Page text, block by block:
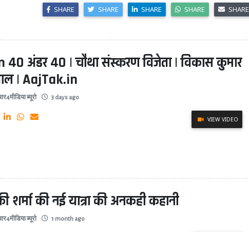
SHARE SHARE SHARE SHARE SHARE
40 अंडर 40 | चौथा संस्करण विजेता | विकास कुमार
| AajTak.in
ब्यूरो 3 days ago
VIEW VIDEO
शर्मा की नई यात्रा की अनकही कहानी
ब्यूरो 1 month ago